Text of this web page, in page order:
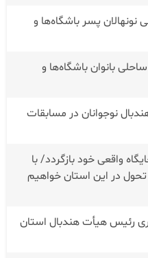
نونهالان پسر باشگاه‌ها و
بانوان باشگاه‌ها و
نوجوانان در مسابقات
واقعی خود بازگردد/ با
تحول در این استان خواهیم
رئیس هیأت هندبال استان